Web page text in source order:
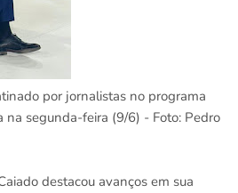
por jornalistas no programa
na segunda-feira (9/6) - Foto: Pedro
destacou avanços em sua